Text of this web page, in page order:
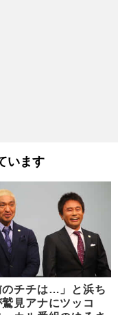
います
のチチは…」と浜ち
鷲見アナにツッコ